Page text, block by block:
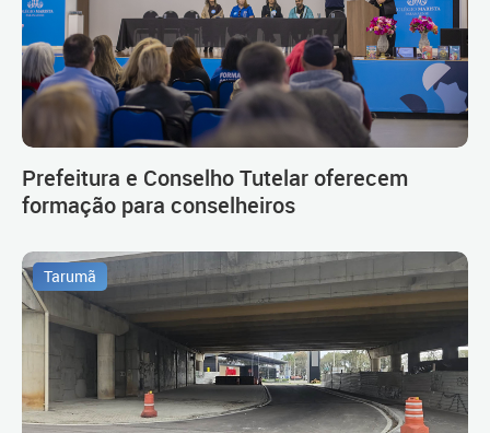
Prefeitura e Conselho Tutelar oferecem
formação para conselheiros
Tarumã